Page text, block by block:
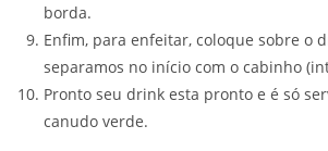
borda.
Enfim, para enfeitar, coloque sobre o
separamos no início com o cabinho
Pronto seu drink esta pronto e é só
canudo verde.